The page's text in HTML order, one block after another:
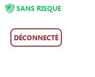
SANS RISQUE
DÉCONNECTÉ